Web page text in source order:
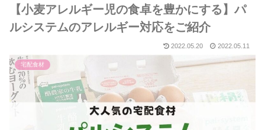
【小麦アレルギー児の食卓を豊かにする】パ
ルシステムのアレルギー対応をご紹介
2022.05.20 2022.05.11
宅配食材